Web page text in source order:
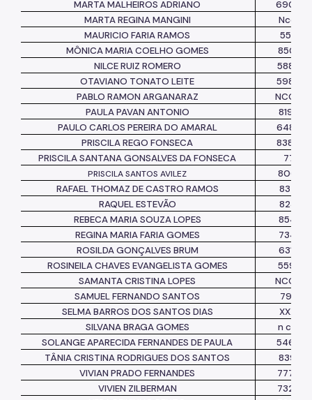
MARTA MALHEIROS ADRIANO
MARTA REGINA MANGINI
MAURICIO FARIA RAMOS
MÔNICA MARIA COELHO GOMES
NILCE RUIZ ROMERO
OTAVIANO TONATO LEITE
PABLO RAMON ARGANARAZ
PAULA PAVAN ANTONIO
PAULO CARLOS PEREIRA DO AMARAL
PRISCILA REGO FONSECA
PRISCILA SANTANA GONSALVES DA FONSECA
7741111
PRISCILA SANTOS AVILEZ
RAFAEL THOMAZ DE CASTRO RAMOS
RAQUEL ESTEVÃO
REBECA MARIA SOUZA LOPES
REGINA MARIA FARIA GOMES
ROSILDA GONÇALVES BRUM
ROSINEILA CHAVES EVANGELISTA GOMES
SAMANTA CRISTINA LOPES
SAMUEL FERNANDO SANTOS
SELMA BARROS DOS SANTOS DIAS
SILVANA BRAGA GOMES
n
SOLANGE APARECIDA FERNANDES DE PAULA
TÂNIA CRISTINA RODRIGUES DOS SANTOS
VIVIAN PRADO FERNANDES
VIVIEN ZILBERMAN